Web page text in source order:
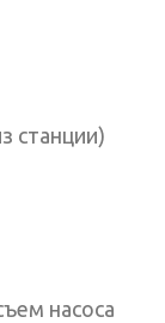
станции)
насоса